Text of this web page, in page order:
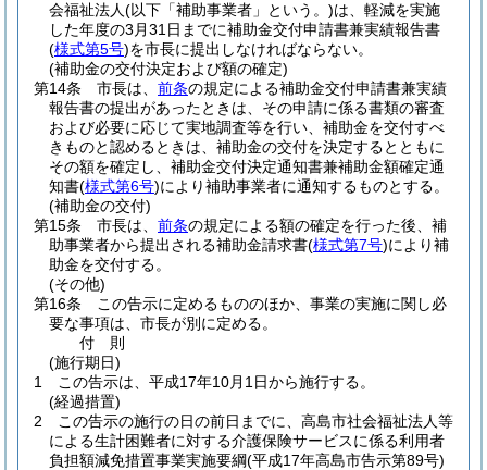
会福祉法人(以下「補助事業者」という。)は、軽減を実施
した年度の3月31日までに補助金交付申請書兼実績報告書
(様式第5号)を市長に提出しなければならない。
(補助金の交付決定および額の確定)
第14条
市長は、 前条の規定による補助金交付申請書兼実績
報告書の提出があったときは、その申請に係る書類の審査
および必要に応じて実地調査等を行い、補助金を交付すべ
きものと認めるときは、補助金の交付を決定するとともに
その額を確定し、補助金交付決定通知書兼補助金額確定通
知書(様式第6号)により補助事業者に通知するものとする。
(補助金の交付)
第15条
市長は、 前条の規定による額の確定を行った後、補
助事業者から提出される補助金請求書(様式第7号)により補
助金を交付する。
(その他)
第16条
この告示に定めるもののほか、事業の実施に関し必
要な事項は、市長が別に定める。
付 則
(施行期日)
1
この告示は、平成17年10月1日から施行する。
(経過措置)
2
この告示の施行の日の前日までに、高島市社会福祉法人等
による生計困難者に対する介護保険サービスに係る利用者
負担額減免措置事業実施要綱(平成17年高島市告示第89号)